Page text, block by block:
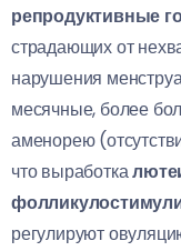
репродуктивные
страдающих от
нарушения
месячные, более
аменорею
что выработка
регулируют